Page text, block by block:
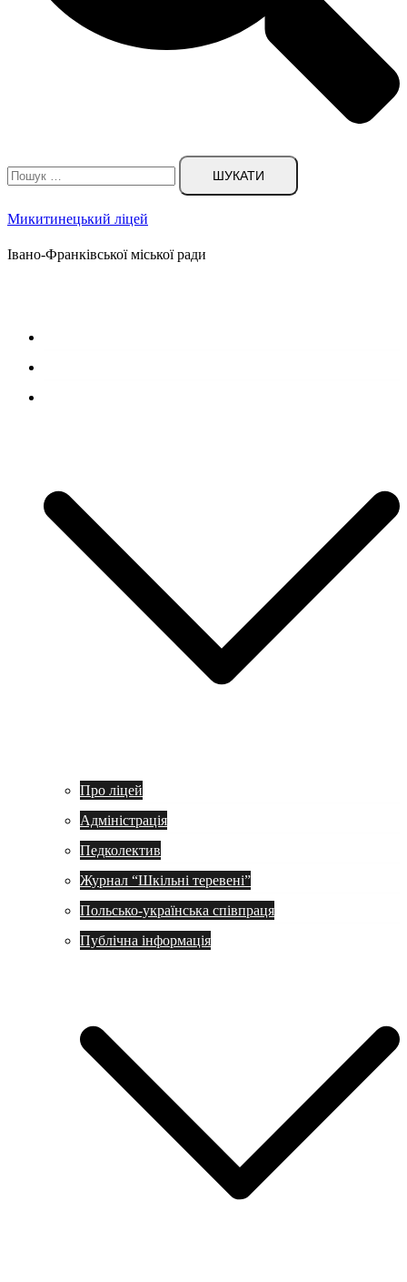
Пошук:
Микитинецький ліцей
Івано-Франківської міської ради
Про ліцей
Адміністрація
Педколектив
Журнал “Шкільні теревені”
Польсько-українська співпраця
Публічна інформація